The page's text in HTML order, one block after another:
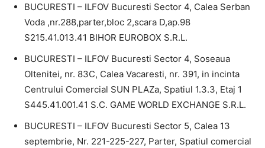
BUCURESTI – ILFOV Bucuresti Sector 4, Calea Serban
Voda ,nr.288,parter,bloc 2,scara D,ap.98
S215.41.013.41 BIHOR EUROBOX S.R.L.
BUCURESTI – ILFOV Bucuresti Sector 4, Soseaua
Oltenitei, nr. 83C, Calea Vacaresti, nr. 391, in incinta
Centrului Comercial SUN PLAZa, Spatiul 1.3.3, Etaj 1
S445.41.001.41 S.C. GAME WORLD EXCHANGE S.R.L.
BUCURESTI – ILFOV Bucuresti Sector 5, Calea 13
septembrie, Nr. 221-225-227, Parter, Spatiul comercial